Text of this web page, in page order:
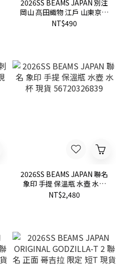
2026SS BEAMS JAPAN 別注
岡山 髙田織物 江戶 山東京伝
小紋 畳縁織法 榻榻米 收納
NT$490
2026SS BEAMS JAPAN 聯名
象印 手提 保溫瓶 水壺 水杯
現貨 56720326839
NT$2,480